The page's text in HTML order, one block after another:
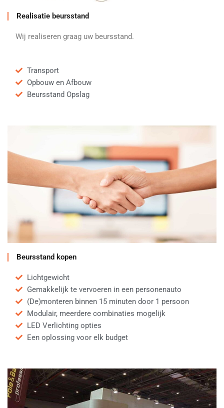
Realisatie beursstand
Wij realiseren graag uw beursstand.
Transport
Opbouw en Afbouw
Beursstand Opslag
Beursstand kopen
Lichtgewicht
Gemakkelijk te vervoeren in een personenauto
(De)monteren binnen 15 minuten door 1 persoon
Modulair, meerdere combinaties mogelijk
LED Verlichting opties
Een oplossing voor elk budget